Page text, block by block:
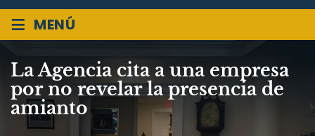
≡ MENÚ
La Agencia cita a una empresa
por no revelar la presencia de
amianto